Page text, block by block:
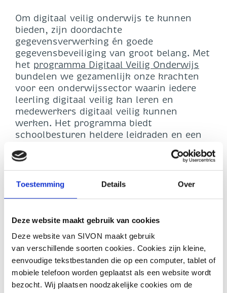
Toestemming Details Over
Deze website maakt gebruik van cookies
Deze website van SIVON maakt gebruik
van verschillende soorten cookies. Cookies zijn kleine,
eenvoudige tekstbestanden die op een computer, tablet of
mobiele telefoon worden geplaatst als een website wordt
bezocht. Wij plaatsen noodzakelijke cookies om de
Om digitaal veilig onderwijs te kunnen
bieden, zijn doordachte
gegevensverwerking én goede
gegevensbeveiliging van groot belang. Met
het programma Digitaal Veilig Onderwijs
bundelen we gezamenlijk onze krachten
voor een onderwijssector waarin iedere
leerling digitaal veilig kan leren en
medewerkers digitaal veilig kunnen
werken. Het programma biedt
schoolbesturen heldere leidraden en een
concreet ondersteuningsaanbod. Zo
kunnen zij voldoen aan hun
verantwoordelijkheid om een digitaal
veilige organisatie te realiseren. Stap voor
Normenkader
Informatiebeveiliging
en Privacy